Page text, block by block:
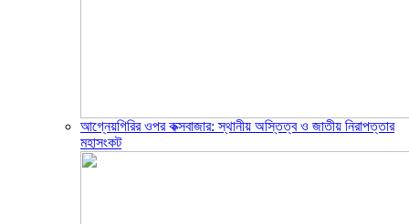
আগ্নেয়গিরির ওপর কক্সবাজার: স্থানীয় অস্তিত্ব ও জাতীয় নিরাপত্তার
মহাসংকট